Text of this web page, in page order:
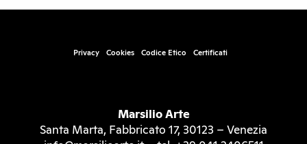
Privacy Cookies Codice Etico Certificati
Marsilio Arte
Santa Marta, Fabbricato 17, 30123 – Venezia